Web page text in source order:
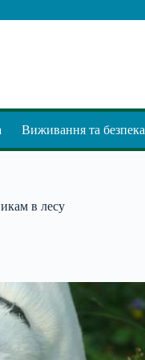
Виживання та безпека
в лесу